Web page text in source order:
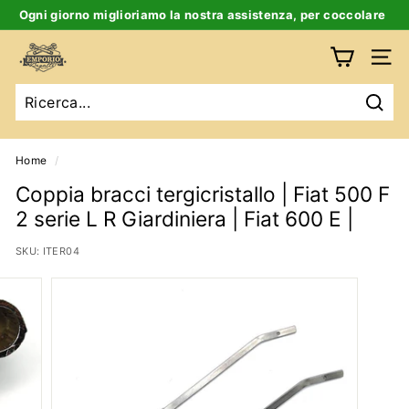
Salta
al
contenuto
Ogni giorno miglioriamo la nostra assistenza, per coccolare
te e la tua auto d’epoca
E
m
p
r
i
o
B
i
g
a
t
i
Home /
Coppia bracci tergicristallo | Fiat 500 F
2 serie L R Giardiniera | Fiat 600 E |
SKU: ITER04